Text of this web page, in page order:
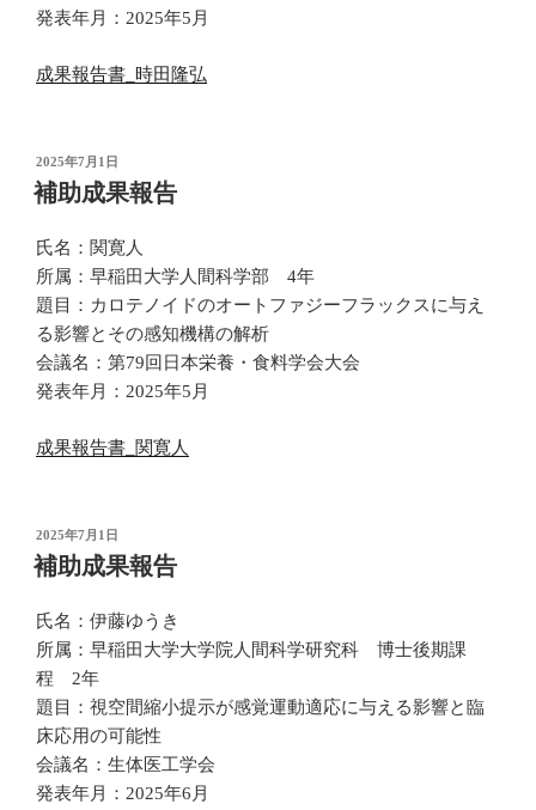
発表年月：2025年5月
成果報告書_時田隆弘
投
稿
日:
2025年7月1日
補助成果報告
氏名：関寛人
所属：早稲田大学人間科学部 4年
題目：カロテノイドのオートファジーフラックスに与え
る影響とその感知機構の解析
会議名：第79回日本栄養・食料学会大会
発表年月：2025年5月
成果報告書_関寛人
投
稿
日:
2025年7月1日
補助成果報告
氏名：伊藤ゆうき
所属：早稲田大学大学院人間科学研究科 博士後期課
程 2年
題目：視空間縮小提示が感覚運動適応に与える影響と臨
床応用の可能性
会議名：生体医工学会
発表年月：2025年6月